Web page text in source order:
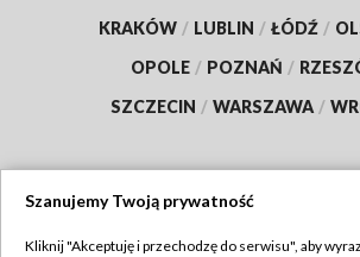
KRAKÓW / LUBLIN / ŁÓDŹ /
OPOLE / POZNAŃ /
SZCZECIN / WARSZAWA /
Szanujemy Twoją prywatność
Kliknij "Akceptuję i przechodzę do serwisu", aby